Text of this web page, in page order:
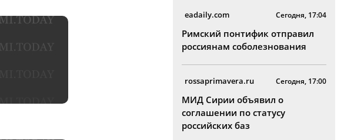
eadaily.com Сегодня, 17:04
Римский понтифик отправил
россиянам соболезнования
rossaprimavera.ru Сегодня, 17:00
МИД Сирии объявил о
соглашении по статусу
российских баз